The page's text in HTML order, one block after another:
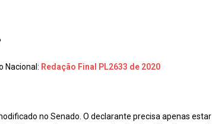
Nacional: Redação Final PL2633 de 2020
no Senado. O declarante precisa apenas estar